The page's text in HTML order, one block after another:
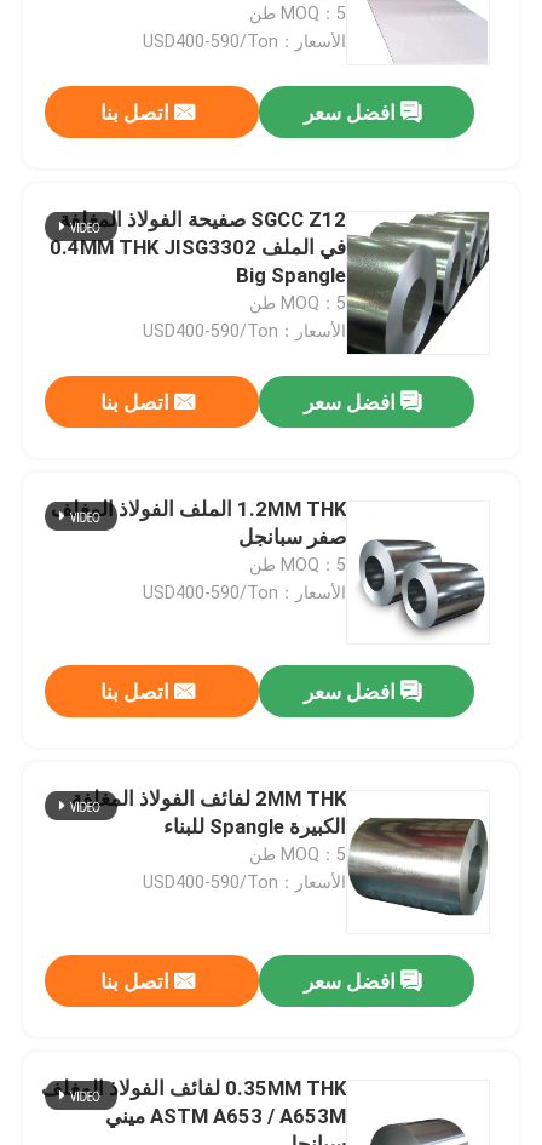
فيديوهات
حولنا
مراقبة الجودة
اتصل بنا
أخبار
MOQ：5 طن
الأسعار：USD400-590/Ton
افضل سعر اتصل بنا
SGCC Z12 صفيحة الفولاذ المغلفة
في الملف 0.4MM THK JISG3302
Big Spangle
MOQ：5 طن
الأسعار：USD400-590/Ton
افضل سعر اتصل بنا
1.2MM THK الملف الفولاذ المغلف
صفر سبانجل
MOQ：5 طن
الأسعار：USD400-590/Ton
افضل سعر اتصل بنا
2MM THK لفائف الفولاذ المغلفة
الكبيرة Spangle للبناء
MOQ：5 طن
الأسعار：USD400-590/Ton
افضل سعر اتصل بنا
0.35MM THK لفائف الفولاذ المغلف
ASTM A653 / A653M ميني